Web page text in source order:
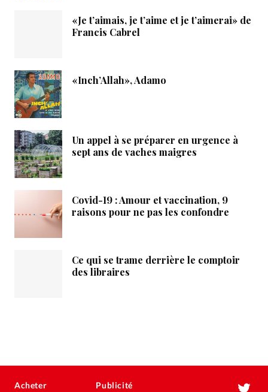
«Je t’aimais, je t’aime et je t’aimerai» de
Francis Cabrel
«Inch’Allah», Adamo
Un appel à se préparer en urgence à
sept ans de vaches maigres
Covid-19 : Amour et vaccination, 9
raisons pour ne pas les confondre
Ce qui se trame derrière le comptoir
des libraires
Acheter Publicité